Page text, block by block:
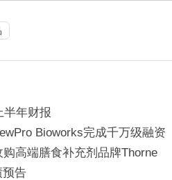
半年财报
Bioworks完成千万级融资
高端膳食补充剂品牌Thorne
预告